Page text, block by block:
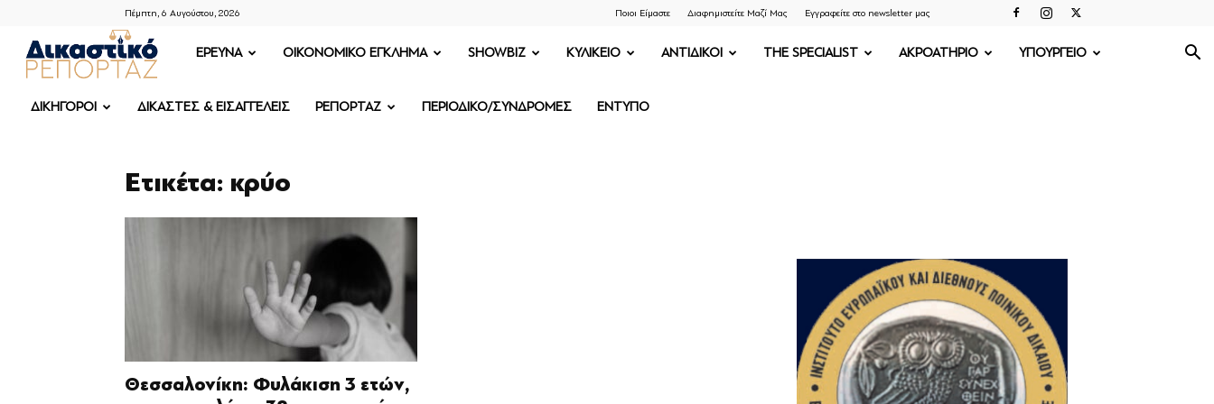
Πέμπτη, 6 Αυγούστου, 2026 Ποιοι Είμαστε Διαφημιστείτε Μαζί Μας Εγγραφείτε στο newsletter μας
ΔΙΚΑΣΤΙΚΟ
ΡΕΠΟΡΤΑΖ
ΕΡΕΥΝΑ OIKONOMIKO ΕΓΚΛΗΜΑ SHOWBIZ ΚΥΛΙΚΕΙΟ ΑΝΤΙΔΙΚΟΙ THE SPECIALIST ΑΚΡΟΑΤΗΡΙΟ ΥΠΟΥΡΓΕΙΟ
ΔΙΚΗΓΟΡΟΙ ΔΙΚΑΣΤΕΣ & ΕΙΣΑΓΓΕΛΕΙΣ ΡΕΠΟΡΤΑΖ ΠΕΡΙΟΔΙΚΟ/ΣΥΝΔΡΟΜΕΣ ΕΝΤΥΠΟ
Ετικέτα: κρύο
Θεσσαλονίκη: Φυλάκιση 3 ετών,